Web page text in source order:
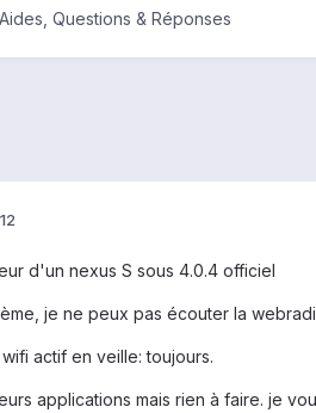
Questions & Réponses
d'un nexus S sous 4.0.4 officiel
je ne peux pas écouter la
actif en veille: toujours.
applications mais rien à faire. je